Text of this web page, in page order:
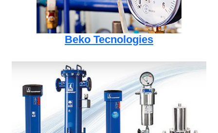
Beko Tecnologies